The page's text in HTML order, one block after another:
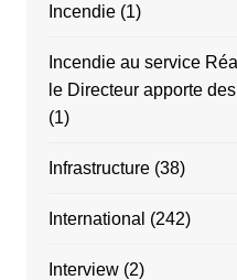
Incendie(1)
Incendie au service
le Directeur apporte
(1)
Infrastructure(38)
International (242)
Interview(2)